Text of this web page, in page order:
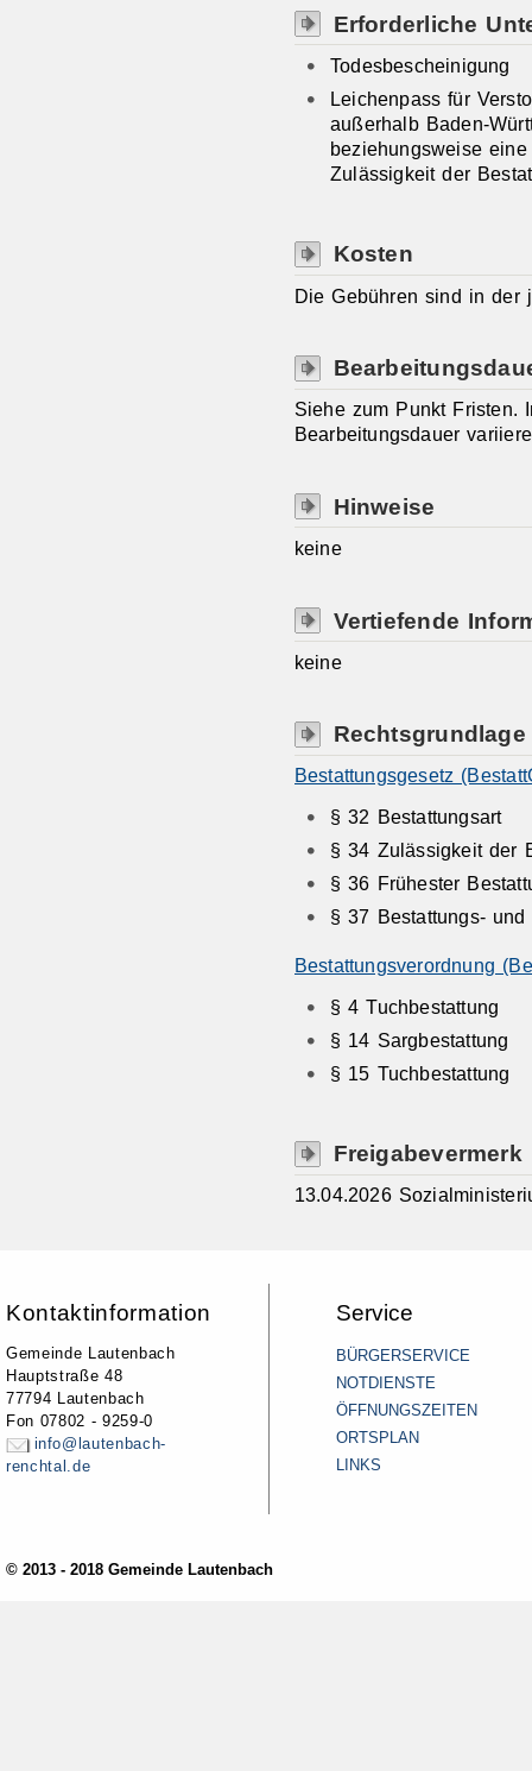
Erforderliche
Todesbescheinigung
Leichenpass für
außerhalb Baden-
beziehungsweise
Zulässigkeit der
Kosten
Die Gebühren sind in der
Siehe zum Punkt Fristen.
Bearbeitungsdauer
Hinweise
keine
Vertiefende
keine
Rechtsgrundlage
Bestattungsgesetz
§ 32 Bestattungsart
§ 34 Zulässigkeit der
§ 36 Frühester
§ 37 Bestattungs- und
Bestattungsverordnung
§ 4 Tuchbestattung
§ 14 Sargbestattung
§ 15 Tuchbestattung
Freigabevermerk
13.04.2026
Kontaktinformation
Gemeinde Lautenbach
Hauptstraße 48
77794 Lautenbach
Fon 07802 - 9259-0
info@lautenbach-
renchtal.de
Service
BÜRGERSERVICE
NOTDIENSTE
ÖFFNUNGSZEITEN
ORTSPLAN
LINKS
© 2013 - 2018 Gemeinde Lautenbach